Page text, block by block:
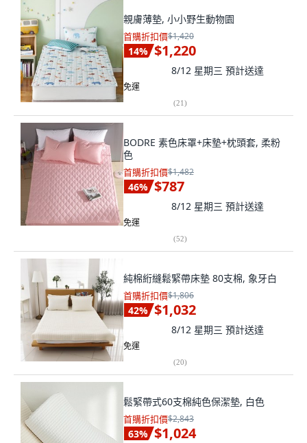
親膚薄墊, 小小野生動物園
首購折扣價$1,420
14% $1,220
8/12 星期三 預計送達
免運
(21)
BODRE 素色床罩+床墊+枕頭套, 柔粉
色
首購折扣價$1,482
46% $787
8/12 星期三 預計送達
免運
(52)
純棉絎縫鬆緊帶床墊 80支棉, 象牙白
首購折扣價$1,806
42% $1,032
8/12 星期三 預計送達
免運
(20)
鬆緊帶式60支棉純色保潔墊, 白色
首購折扣價$2,843
63% $1,024